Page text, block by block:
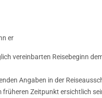
er
vereinbarten Reisebeginn
Angaben in der
Zeitpunkt ersichtlich